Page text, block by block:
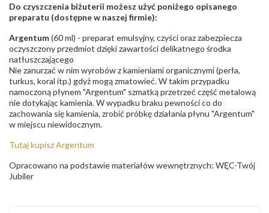
Do czyszczenia biżuterii możesz użyć poniżego opisanego
preparatu (dostępne w naszej firmie):
Argentum(60 ml) - preparat emulsyjny, czyści oraz zabezpiecza
oczyszczony przedmiot dzięki zawartości delikatnego środka
natłuszczającego
Nie zanurzać w nim wyrobów z kamieniami organicznymi (perła,
turkus, koral itp.) gdyż mogą zmatowieć. W takim przypadku
namoczoną płynem "Argentum" szmatką przetrzeć część metalową
nie dotykając kamienia. W wypadku braku pewności co do
zachowania się kamienia, zrobić próbkę działania płynu "Argentum"
w miejscu niewidocznym.
Tutaj kupisz Argentum
Opracowano na podstawie materiałów wewnętrznych: WĘC-Twój
Jubiler